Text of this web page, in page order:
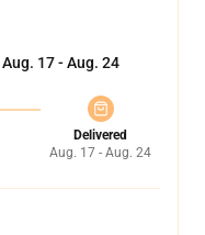
Aug. 17 - Aug. 24
Delivered
Aug. 17 - Aug. 24